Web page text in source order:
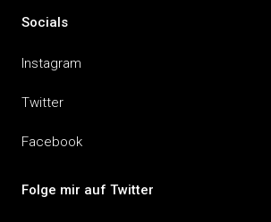
Socials
Instagram
Twitter
Facebook
Folge mir auf Twitter